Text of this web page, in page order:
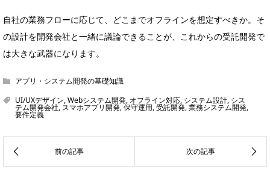
自社の業務フローに応じて、どこまでオフラインを想定すべきか。そ
の設計を開発会社と一緒に議論できることが、これからの受託開発で
は大きな武器になります。
アプリ・システム開発の基礎知識
UI/UXデザイン,Webシステム開発, オフライン対応, システム設計, シス
テム開発会社, スマホアプリ開発,保守運用,受託開発,業務システム開発,
要件定義